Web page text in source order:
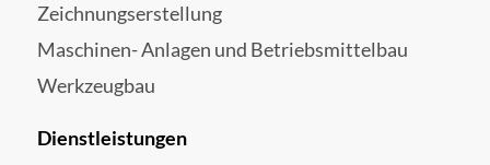
Zeichnungserstellung
Maschinen- Anlagen und Betriebsmittelbau
Werkzeugbau
Dienstleistungen